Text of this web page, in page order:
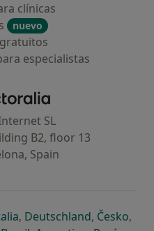
clínicas
nuevo
especialistas
- Página de inicio
SL
B2, floor 13
Spain
pestaña
nueva pestaña
en una nueva pestaña
se abre en una nueva
, Deutschlandse abre en
, Českose
,